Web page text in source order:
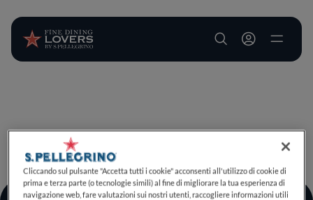
User account
TORNA A INIZIO PAGINA
Cliccando sul pulsante "Accetta tutti i cookie" acconsenti all'utilizzo di cookie di
prima e terza parte (o tecnologie simili) al fine di migliorare la tua esperienza di
navigazione web, fare valutazioni sui nostri utenti, raccogliere informazioni utili